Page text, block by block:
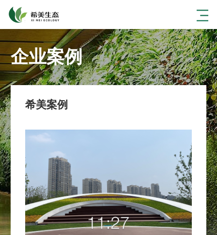
企业案例
希美案例